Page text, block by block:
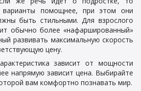
помощнее, при этом они
быть стильными. Для взрослого
обычно более «нафаршированный»
развивать максимальную скорость
цену.
зависит от мощности
напрямую зависит цена. Выбирайте
вам комфортно познавать мир.